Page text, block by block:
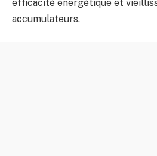
efficacité énergétique et
accumulateurs.